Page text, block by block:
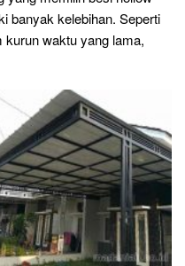
banyak kelebihan. Seperti
kurun waktu yang lama,